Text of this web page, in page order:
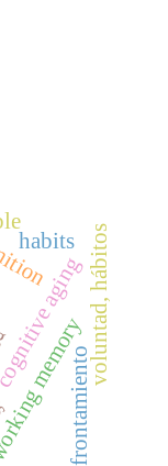
aging
memory
afrontamiento
voluntad, hábitos
habits